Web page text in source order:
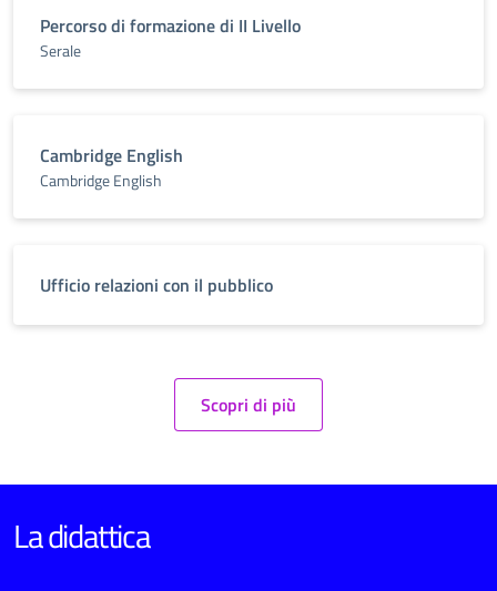
Percorso di formazione di II Livello
Serale
Cambridge English
Cambridge English
Ufficio relazioni con il pubblico
Scopri di più
La didattica